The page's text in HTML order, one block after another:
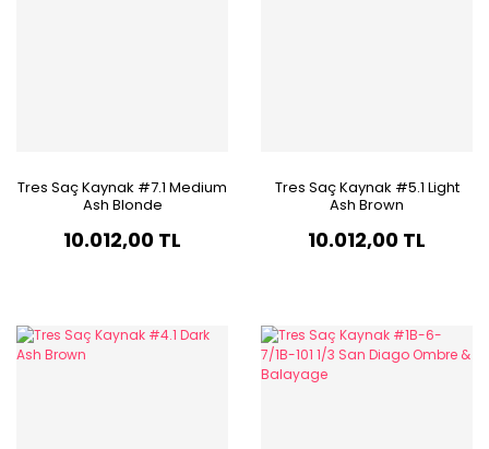
Tres Saç Kaynak #7.1 Medium
Ash Blonde
10.012,00 TL
Tres Saç Kaynak #5.1 Light
Ash Brown
10.012,00 TL